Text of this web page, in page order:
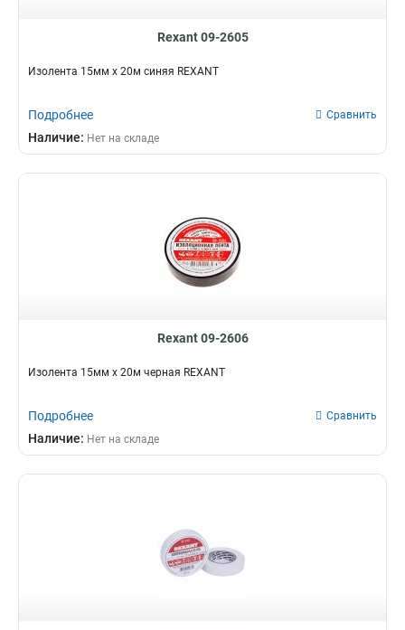
Rexant 09-2605
Изолента 15мм х 20м синяя REXANT
Подробнее Сравнить
Наличие: Нет на складе
Rexant 09-2606
Изолента 15мм х 20м черная REXANT
Подробнее Сравнить
Наличие: Нет на складе